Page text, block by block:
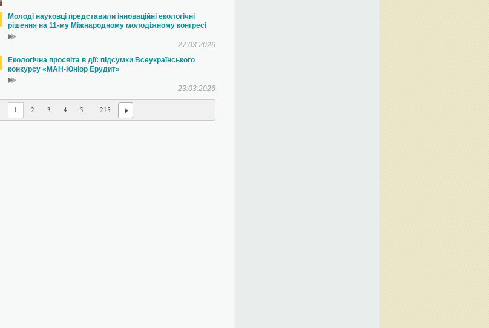
Молоді науковці представили інноваційні екологічні
рішення на 11-му Міжнародному молодіжному конгресі
27.03.2026
Екологічна просвіта в дії: підсумки Всеукраїнського
конкурсу «МАН-Юніор Ерудит»
23.03.2026
1 2 3 4 5 215